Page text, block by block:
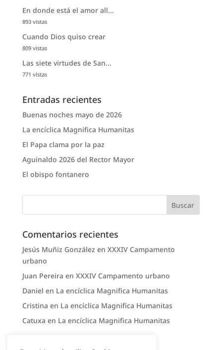
En donde está el amor all...
893 vistas
Cuando Dios quiso crear
809 vistas
Las siete virtudes de San...
771 vistas
Entradas recientes
Buenas noches mayo de 2026
La encíclica Magnifica Humanitas
El Papa clama por la paz
Aguinaldo 2026 del Rector Mayor
El obispo fontanero
Comentarios recientes
Jesús Muñiz González en XXXIV Campamento
urbano
Juan Pereira en XXXIV Campamento urbano
Daniel en La encíclica Magnifica Humanitas
Cristina en La encíclica Magnifica Humanitas
Catuxa en La encíclica Magnifica Humanitas